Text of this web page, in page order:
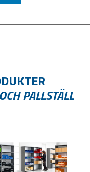
PALLSTÄLL